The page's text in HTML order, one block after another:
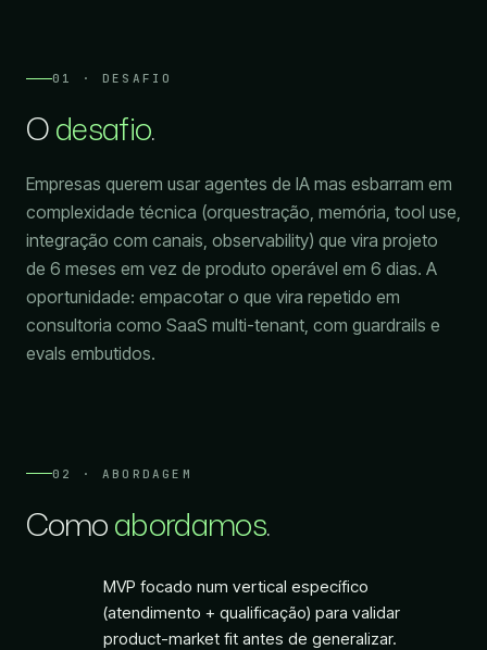
01 · DESAFIO
Odesafio.
Empresas querem usar agentes de IA mas esbarram em
complexidade técnica (orquestração, memória, tool use,
integração com canais, observability) que vira projeto
de 6 meses em vez de produto operável em 6 dias. A
oportunidade: empacotar o que vira repetido em
consultoria como SaaS multi-tenant, com guardrails e
evals embutidos.
02 · ABORDAGEM
Comoabordamos.
MVP focado num vertical específico
(atendimento + qualificação) para validar
product-market fit antes de generalizar.